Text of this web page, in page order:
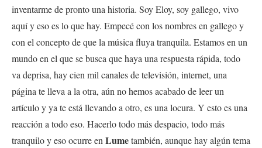
inventarme de pronto una historia. Soy Eloy, soy gallego, vivo
aquí y eso es lo que hay. Empecé con los nombres en gallego y
con el concepto de que la música fluya tranquila. Estamos en un
mundo en el que se busca que haya una respuesta rápida, todo
va deprisa, hay cien mil canales de televisión, internet, una
página te lleva a la otra, aún no hemos acabado de leer un
artículo y ya te está llevando a otro, es una locura. Y esto es una
reacción a todo eso. Hacerlo todo más despacio, todo más
tranquilo y eso ocurre enLumetambién, aunque hay algún tema